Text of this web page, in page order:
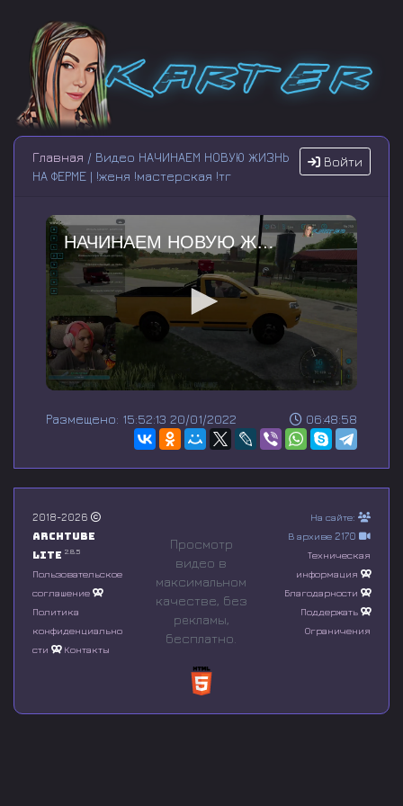
Войти
Главная / Видео НАЧИНАЕМ НОВУЮ ЖИЗНЬ
НА ФЕРМЕ | !женя !мастерская !тг
НАЧИНАЕМ НОВУЮ ЖИЗНЬ НА ФЕРМЕ | !женя !мастерская !тг
e
n
o
f
0
s
o
n
d
06:48:58
Размещено: 15:52:13 20/01/2022
2018-2026
Archtube
Lite 2.8.5
Пользовательское
соглашение
Политика
конфиденциально
сти
Контакты
Просмотр
видео в
максимальном
качестве, без
рeкламы,
бесплатно.
На сайте:
В архиве 2170
Техническая
информация
Благодарности
Поддержать
Ограничения